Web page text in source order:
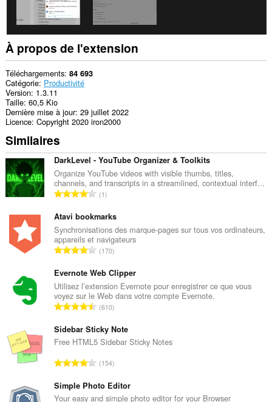
À propos de l'extension
Téléchargements 84 693
Catégorie Productivité
Version 1.3.11
Taille 60,5 Kio
Dernière mise à jour 29 juillet 2022
Licence Copyright 2020 iron2000
Similaires
DarkLevel - YouTube Organizer & Toolkits
Organize YouTube videos with visible thumbs, titles,
channels, and transcripts in a streamlined, contextual interf...
N
m
b
r
e
o
t
a
d
e
o
e
s
1
Atavi bookmarks
Synchronisations des marque-pages sur tous vos ordinateurs,
appareils et navigateurs
N
m
b
r
e
o
t
a
d
e
170
Evernote Web Clipper
Utilisez l’extension Evernote pour enregistrer ce que vous
voyez sur le Web dans votre compte Evernote.
N
m
b
e
o
610
Sidebar Sticky Note
Free HTML5 Sidebar Sticky Notes
N
m
b
154
Simple Photo Editor
Your easy and simple photo editor for your Browser